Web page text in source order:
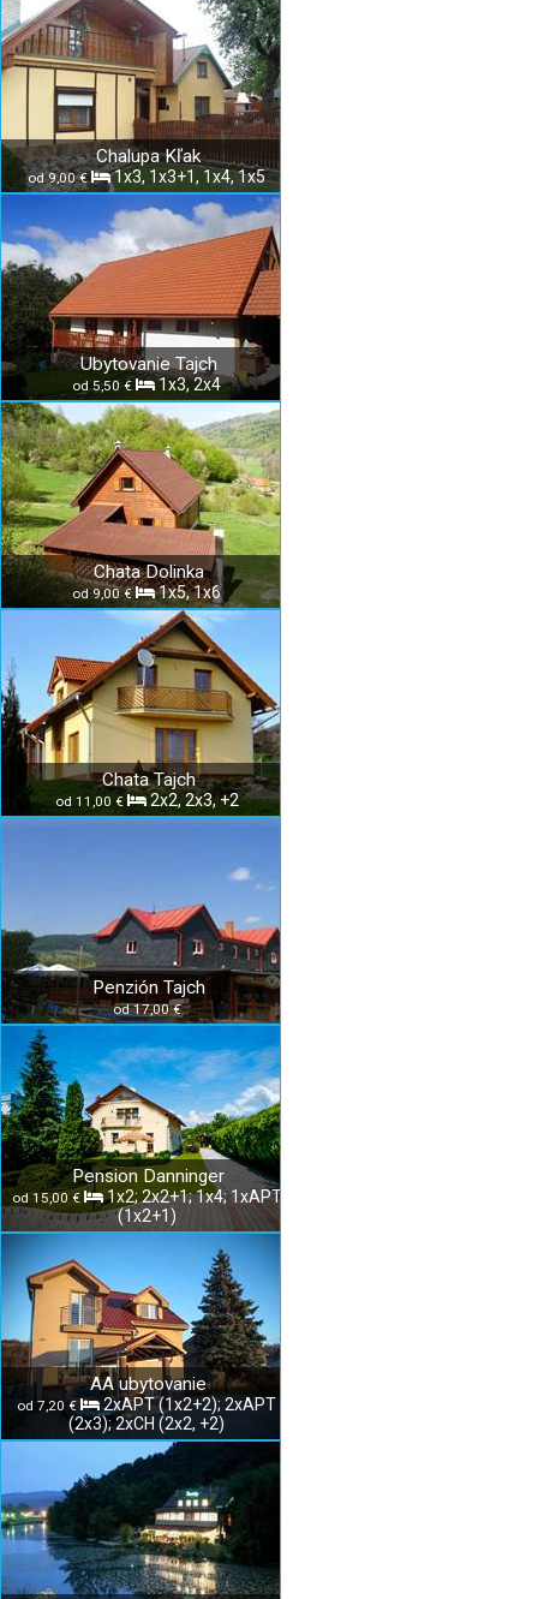
Chalupa Kľak
od 9,00 € 1x3, 1x3+1, 1x4, 1x5
Ubytovanie Tajch
od 5,50 € 1x3, 2x4
Chata Dolinka
od 9,00 € 1x5, 1x6
Chata Tajch
od 11,00 € 2x2, 2x3, +2
Penzión Tajch
od 17,00 €
Pension Danninger
od 15,00 €
1x2; 2x2+1; 1x4; 1xAPT
(1x2+1)
AA ubytovanie
od 7,20 €
2xAPT (1x2+2); 2xAPT
(2x3); 2xCH (2x2, +2)